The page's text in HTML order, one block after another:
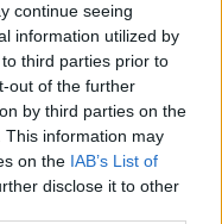
continue seeing
information utilized by
third parties prior to
out of the further
by third parties on the
This information may
on the IAB’s List of
disclose it to other
problém. Dvaja
aj miesto pre
sa im radšej
obývačku